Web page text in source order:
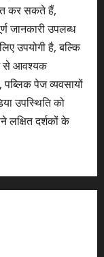
कर सकते हैं,
जानकारी उपलब्ध
उपयोगी है, बल्कि
से आवश्यक
पेज व्यवसायों
उपस्थिति को
लक्षित दर्शकों के